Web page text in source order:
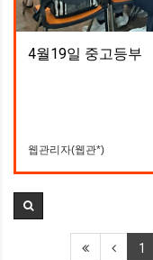
4월19일 중고등부
웹관리자(웹관*)
1